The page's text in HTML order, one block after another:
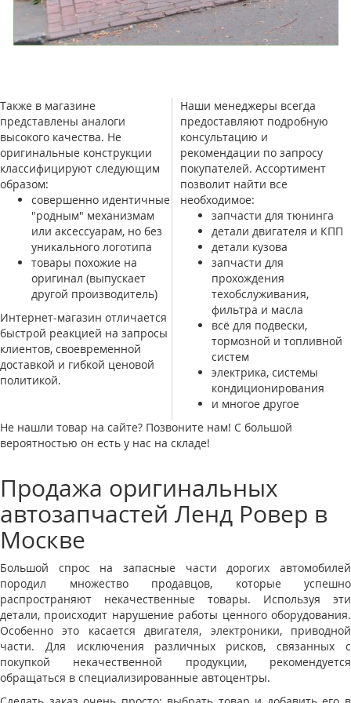
Также в магазине
представлены аналоги
высокого качества. Не
оригинальные конструкции
классифицируют следующим
образом:
совершенно идентичные
"родным" механизмам
или аксессуарам, но без
уникального логотипа
товары похожие на
оригинал (выпускает
другой производитель)
Интернет-магазин отличается
быстрой реакцией на запросы
клиентов, своевременной
доставкой и гибкой ценовой
политикой.
Наши менеджеры всегда
предоставляют подробную
консультацию и
рекомендации по запросу
покупателей. Ассортимент
позволит найти все
необходимое:
запчасти для тюнинга
детали двигателя и КПП
детали кузова
запчасти для
прохождения
техобслуживания,
фильтра и масла
всё для подвески,
тормозной и топливной
систем
электрика, системы
кондиционирования
и многое другое
Не нашли товар на сайте? Позвоните нам! С большой
вероятностью он есть у нас на складе!
Продажа оригинальных
автозапчастей Ленд Ровер в
Москве
Большой спрос на запасные части дорогих автомобилей
породил множество продавцов, которые успешно
распространяют некачественные товары. Используя эти
детали, происходит нарушение работы ценного оборудования.
Особенно это касается двигателя, электроники, приводной
части. Для исключения различных рисков, связанных с
покупкой некачественной продукции, рекомендуется
обращаться в специализированные автоцентры.